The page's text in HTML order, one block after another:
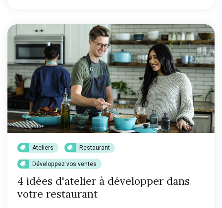
Ateliers
Restaurant
Développez vos ventes
4 idées d'atelier à développer dans
votre restaurant